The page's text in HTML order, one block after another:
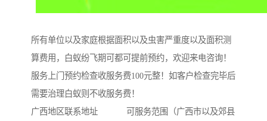
所有单位以及家庭根据面积以及虫害严重度以及面积测
算费用，白蚁纷飞期可都可提前预约，欢迎来电咨询！
服务上门预约检查收服务费100元整！如客户检查完毕后
需要治理白蚁则不收服务费！
广西地区联系地址 可服务范围（广西市以及郊县